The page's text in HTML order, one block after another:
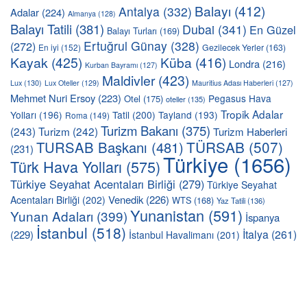
Adalar (224) Almanya (128) Antalya (332) Balayı (412)
Balayı Tatili (381) Balayı Turları (169) Dubai (341) En Güzel
(272) En iyi (152) Ertuğrul Günay (328) Gezilecek Yerler (163)
Kayak (425) Kurban Bayramı (127) Küba (416) Londra (216)
Lux (130) Lux Oteller (129) Maldivler(423) Mauritius Adası Haberleri (127)
Mehmet Nuri Ersoy (223) Otel (175) oteller(135) Pegasus Hava
Yolları (196) Roma (149) Tatil (200) Tayland (193) Tropik Adalar
(243) Turizm (242) Turizm Bakanı (375) Turizm Haberleri
(231) TURSAB Başkanı (481)TÜRSAB (507)
Türk Hava Yolları (575)Türkiye (1656)
Türkiye Seyahat Acentaları Birliği (279) Türkiye Seyahat
Acentaları Birliği (202) Venedik (226) WTS (168) Yaz Tatili(136)
Yunan Adaları (399)Yunanistan (591) İspanya
(229) İstanbul (518) İstanbul Havalimanı (201) İtalya (261)